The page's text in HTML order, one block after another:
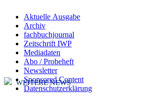
Aktuelle Ausgabe
Archiv
fachbuchjournal
Zeitschrift IWP
Mediadaten
Abo / Probeheft
Newsletter
Sponsored Content
Datenschutzerklärung
WEITERE NEWS